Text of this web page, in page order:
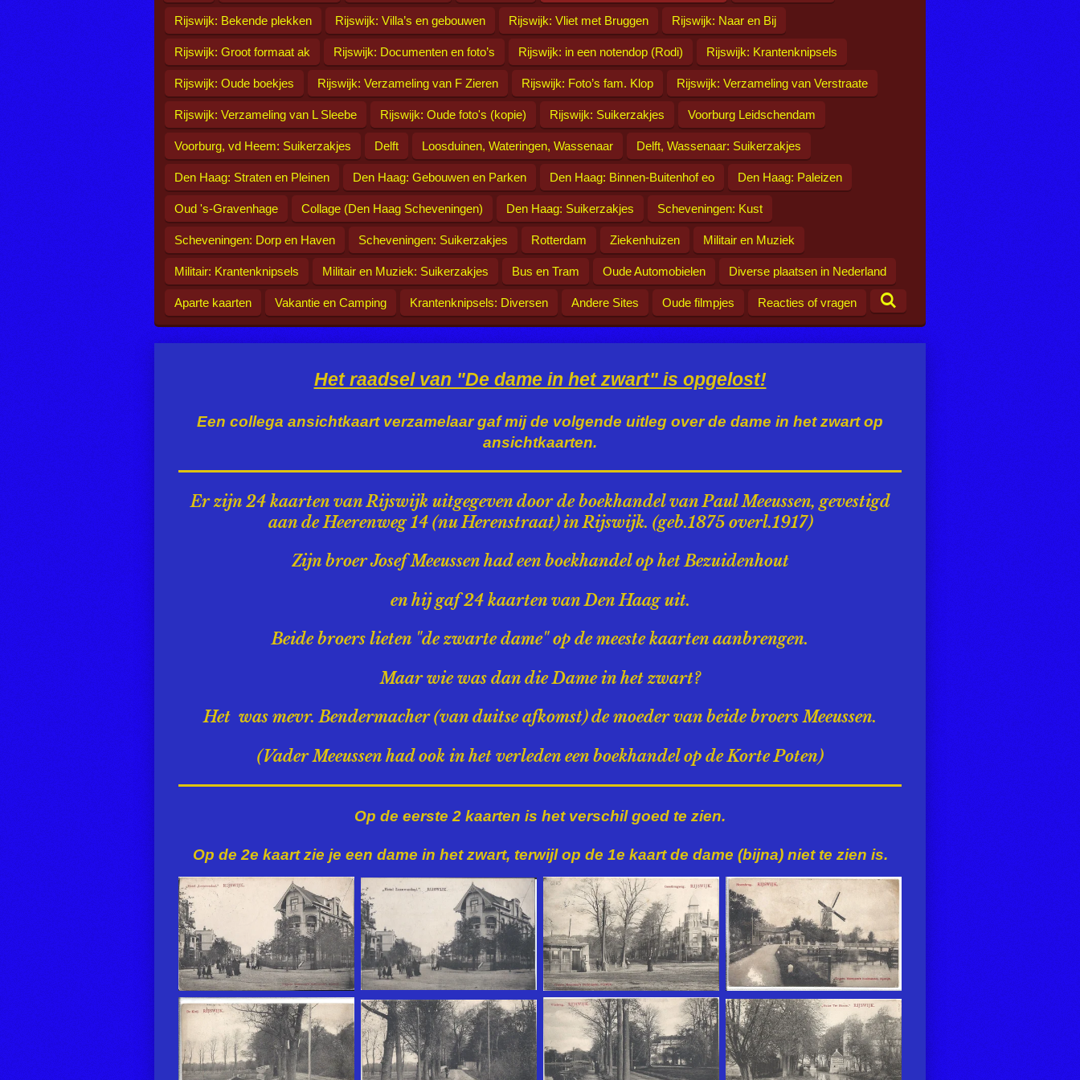
Rijswijk: Bekende plekken Rijswijk: Villa’s en gebouwen Rijswijk: Vliet met Bruggen Rijswijk: Naar en Bij
Rijswijk: Groot formaat ak Rijswijk: Documenten en foto’s Rijswijk: in een notendop (Rodi) Rijswijk: Krantenknipsels
Rijswijk: Oude boekjes Rijswijk: Verzameling van F Zieren Rijswijk: Foto’s fam. Klop Rijswijk: Verzameling van Verstraate
Rijswijk: Verzameling van L Sleebe Rijswijk: Oude foto's (kopie) Rijswijk: Suikerzakjes Voorburg Leidschendam
Voorburg, vd Heem: Suikerzakjes Delft Loosduinen, Wateringen, Wassenaar Delft, Wassenaar: Suikerzakjes
Den Haag: Straten en Pleinen Den Haag: Gebouwen en Parken Den Haag: Binnen-Buitenhof eo Den Haag: Paleizen
Oud 's-Gravenhage Collage (Den Haag Scheveningen) Den Haag: Suikerzakjes Scheveningen: Kust
Scheveningen: Dorp en Haven Scheveningen: Suikerzakjes Rotterdam Ziekenhuizen Militair en Muziek
Militair: Krantenknipsels Militair en Muziek: Suikerzakjes Bus en Tram Oude Automobielen Diverse plaatsen in Nederland
Aparte kaarten Vakantie en Camping Krantenknipsels: Diversen Andere Sites Oude filmpjes Reacties of vragen
Het raadsel van "De dame in het zwart" is opgelost!
Een collega ansichtkaart verzamelaar gaf mij de volgende uitleg over de dame in het zwart op
ansichtkaarten.
Er zijn 24 kaarten van Rijswijk uitgegeven door de boekhandel van Paul Meeussen, gevestigd
aan de Heerenweg 14 (nu Herenstraat) in Rijswijk. (geb.1875 overl.1917)
Zijn broer Josef Meeussen had een boekhandel op het Bezuidenhout
en hij gaf 24 kaarten van Den Haag uit.
Beide broers lieten "de zwarte dame" op de meeste kaarten aanbrengen.
Maar wie was dan die Dame in het zwart?
Het was mevr. Bendermacher (van duitse afkomst) de moeder van beide broers Meeussen.
(Vader Meeussen had ook in het verleden een boekhandel op de Korte Poten)
Op de eerste 2 kaarten is het verschil goed te zien.
Op de 2e kaart zie je een dame in het zwart, terwijl op de 1e kaart de dame (bijna) niet te zien is.